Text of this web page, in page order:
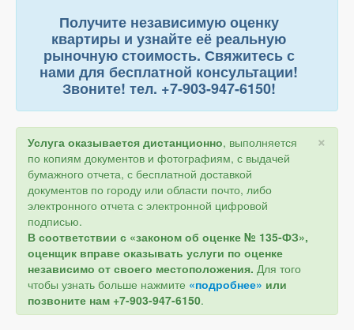
Получите независимую оценку
квартиры и узнайте её реальную
рыночную стоимость. Свяжитесь с
нами для бесплатной консультации!
Звоните! тел. +7-903-947-6150!
×
Услуга оказывается дистанционно, выполняется
по копиям документов и фотографиям, с выдачей
бумажного отчета, с бесплатной доставкой
документов по городу или области почто, либо
электронного отчета с электронной цифровой
подписью.
В соответствии с «законом об оценке № 135-ФЗ»,
оценщик вправе оказывать услуги по оценке
независимо от своего местоположения. Для того
чтобы узнать больше нажмите «подробнее» или
позвоните нам +7-903-947-6150.